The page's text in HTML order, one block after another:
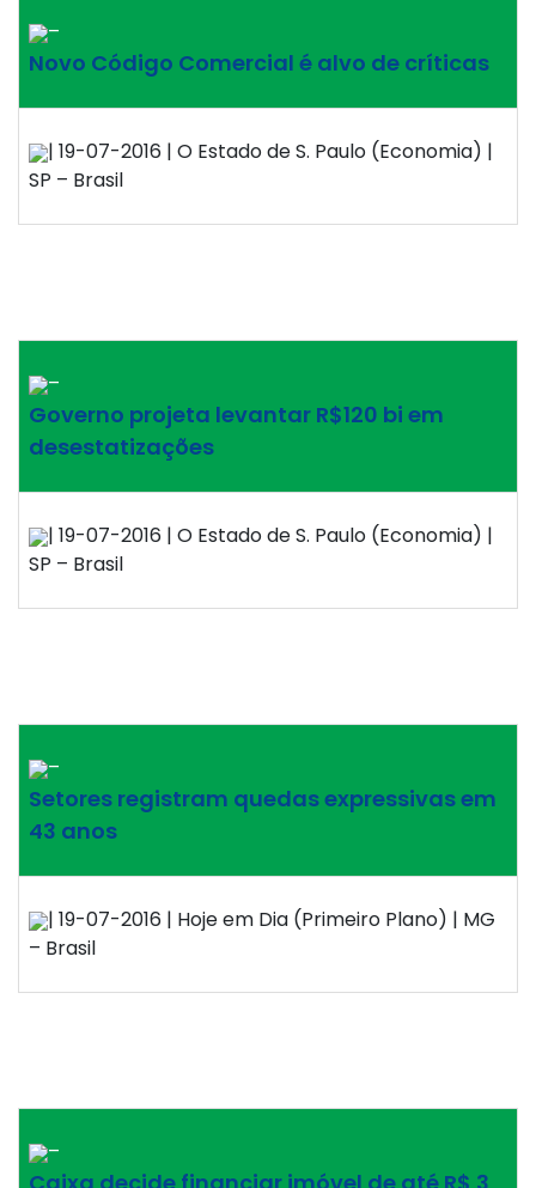
–
Novo Código Comercial é alvo de críticas
| 19-07-2016 | O Estado de S. Paulo (Economia) |
SP – Brasil
–
Governo projeta levantar R$120 bi em
desestatizações
| 19-07-2016 | O Estado de S. Paulo (Economia) |
SP – Brasil
–
Setores registram quedas expressivas em
43 anos
| 19-07-2016 | Hoje em Dia (Primeiro Plano) | MG
– Brasil
–